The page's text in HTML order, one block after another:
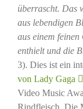
überrascht. Das
aus lebendigen
aus einem
enthielt und die
3). Dies ist ein
von Lady Gaga
Video Music
Rindfleisch. Die